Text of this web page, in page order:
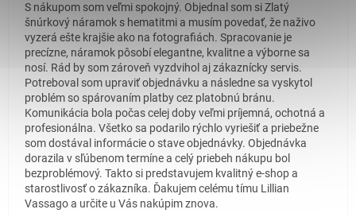
S nákupom som veľmi spokojný. Objednal som si Zlatý
šnúrkový náramok s hematitmi a musím povedať, že naživo
vyzerá ešte krajšie ako na fotografiách. Spracovanie je
precízne, náramok pôsobí elegantne, kvalitne a výborne sa
nosí. Rád by som zároveň vyzdvihol aj zákaznícky servis.
Potreboval som upraviť objednávku a následne sa vyskytol
problém so spárovaním platby cez platobnú bránu.
Komunikácia bola počas celej doby veľmi príjemná, ochotná a
profesionálna. Všetko sa podarilo rýchlo vyriešiť a priebežne
som dostával informácie o stave objednávky. Objednávka
dorazila v sľúbenom termíne a celý priebeh nákupu bol
bezproblémový. Takto si predstavujem kvalitný e-shop a
starostlivosť o zákazníka. Ďakujem celému tímu Lillian
Vassago a určite u Vás nakúpim znova.